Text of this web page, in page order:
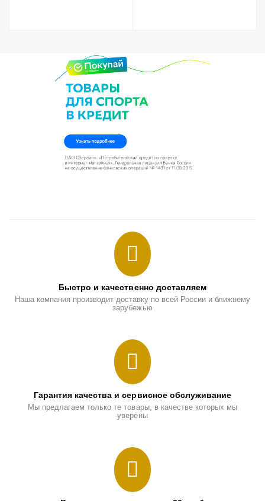
Быстро и качественно доставляем
Наша компания производит доставку по всей России и ближнему
зарубежью
Гарантия качества и сервисное обслуживание
Мы предлагаем только те товары, в качестве которых мы
уверены